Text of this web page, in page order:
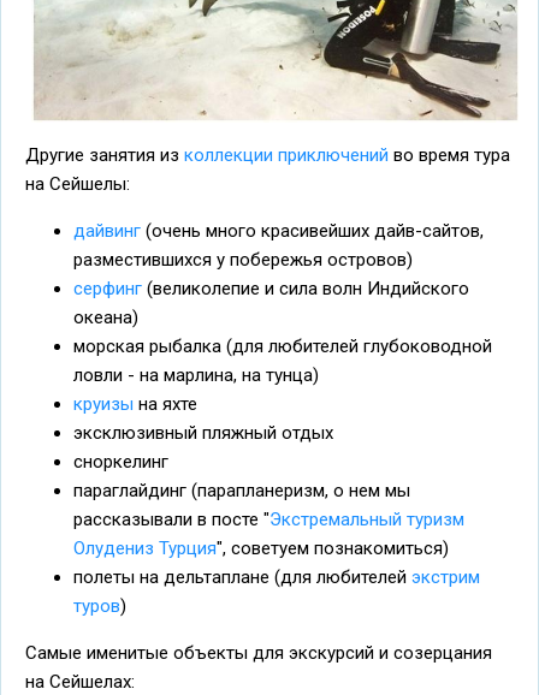
Другие занятия из коллекции приключений во время тура
на Сейшелы:
дайвинг (очень много красивейших дайв-сайтов,
разместившихся у побережья островов)
серфинг (великолепие и сила волн Индийского
океана)
морская рыбалка (для любителей глубоководной
ловли - на марлина, на тунца)
круизы на яхте
эксклюзивный пляжный отдых
сноркелинг
параглайдинг (парапланеризм, о нем мы
рассказывали в посте "Экстремальный туризм
Олудениз Турция", советуем познакомиться)
полеты на дельтаплане (для любителей экстрим
туров)
Самые именитые объекты для экскурсий и созерцания
на Сейшелах: